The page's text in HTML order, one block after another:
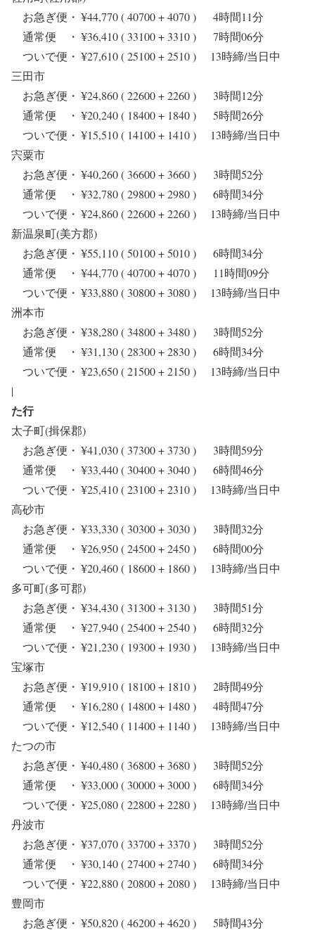
お急ぎ便・ ¥44,770 ( 40700 + 4070 ) 4時間11分
通常便 ・ ¥36,410 ( 33100 + 3310 ) 7時間06分
ついで便・ ¥27,610 ( 25100 + 2510 ) 13時締/当日中
三田市
お急ぎ便・ ¥24,860 ( 22600 + 2260 ) 3時間12分
通常便 ・ ¥20,240 ( 18400 + 1840 ) 5時間26分
ついで便・ ¥15,510 ( 14100 + 1410 ) 13時締/当日中
宍粟市
お急ぎ便・ ¥40,260 ( 36600 + 3660 ) 3時間52分
通常便 ・ ¥32,780 ( 29800 + 2980 ) 6時間34分
ついで便・ ¥24,860 ( 22600 + 2260 ) 13時締/当日中
新温泉町(美方郡)
お急ぎ便・ ¥55,110 ( 50100 + 5010 ) 6時間34分
通常便 ・ ¥44,770 ( 40700 + 4070 ) 11時間09分
ついで便・ ¥33,880 ( 30800 + 3080 ) 13時締/当日中
洲本市
お急ぎ便・ ¥38,280 ( 34800 + 3480 ) 3時間52分
通常便 ・ ¥31,130 ( 28300 + 2830 ) 6時間34分
ついで便・ ¥23,650 ( 21500 + 2150 ) 13時締/当日中
|
た行
太子町(揖保郡)
お急ぎ便・ ¥41,030 ( 37300 + 3730 ) 3時間59分
通常便 ・ ¥33,440 ( 30400 + 3040 ) 6時間46分
ついで便・ ¥25,410 ( 23100 + 2310 ) 13時締/当日中
高砂市
お急ぎ便・ ¥33,330 ( 30300 + 3030 ) 3時間32分
通常便 ・ ¥26,950 ( 24500 + 2450 ) 6時間00分
ついで便・ ¥20,460 ( 18600 + 1860 ) 13時締/当日中
多可町(多可郡)
お急ぎ便・ ¥34,430 ( 31300 + 3130 ) 3時間51分
通常便 ・ ¥27,940 ( 25400 + 2540 ) 6時間32分
ついで便・ ¥21,230 ( 19300 + 1930 ) 13時締/当日中
宝塚市
お急ぎ便・ ¥19,910 ( 18100 + 1810 ) 2時間49分
通常便 ・ ¥16,280 ( 14800 + 1480 ) 4時間47分
ついで便・ ¥12,540 ( 11400 + 1140 ) 13時締/当日中
たつの市
お急ぎ便・ ¥40,480 ( 36800 + 3680 ) 3時間52分
通常便 ・ ¥33,000 ( 30000 + 3000 ) 6時間34分
ついで便・ ¥25,080 ( 22800 + 2280 ) 13時締/当日中
丹波市
お急ぎ便・ ¥37,070 ( 33700 + 3370 ) 3時間52分
通常便 ・ ¥30,140 ( 27400 + 2740 ) 6時間34分
ついで便・ ¥22,880 ( 20800 + 2080 ) 13時締/当日中
豊岡市
お急ぎ便・ ¥50,820 ( 46200 + 4620 ) 5時間43分